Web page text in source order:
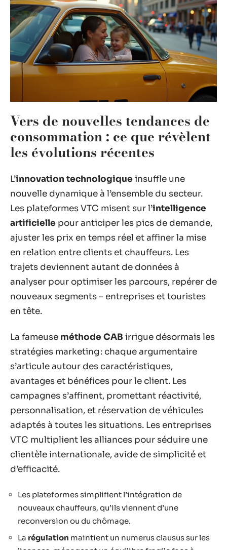
Vers de nouvelles tendances de
consommation : ce que révèlent
les évolutions récentes
L’innovation technologique insuffle une
nouvelle dynamique à l’ensemble du secteur.
Les plateformes VTC misent sur l’intelligence
artificielle pour anticiper les pics de demande,
ajuster les prix en temps réel et affiner la mise
en relation entre clients et chauffeurs. Les
trajets deviennent autant de données à
analyser pour optimiser les parcours, repérer de
nouveaux segments – entreprises et touristes
en tête.
La fameuse méthode CAB irrigue désormais les
stratégies marketing : chaque argumentaire
s’articule autour des caractéristiques,
avantages et bénéfices pour le client. Les
campagnes s’affinent, promettant réactivité,
personnalisation, et réservation de véhicules
adaptés à toutes les situations. Les entreprises
VTC multiplient les alliances pour séduire une
clientèle internationale, avide de simplicité et
d’efficacité.
Les plateformes simplifient l’intégration de
nouveaux chauffeurs, qu’ils viennent d’une
reconversion ou du chômage.
La régulation maintient un numerus clausus sur les